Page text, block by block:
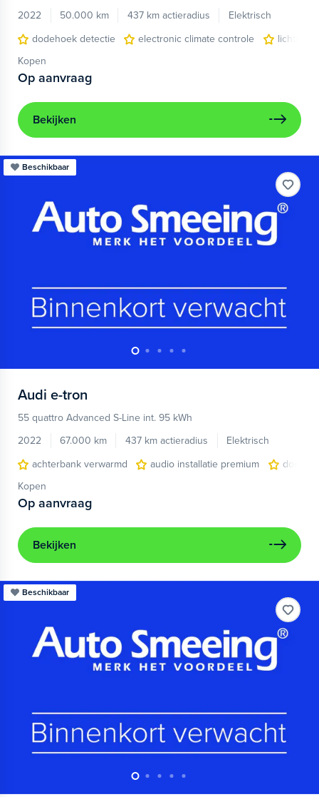
2022
50.000 km 437 km actieradius
Elektrisch
dodehoek detectie
electronic climate controle
Kopen
Op aanvraag
Bekijken
Beschikbaar
Audi e-tron
55 quattro Advanced S-Line int. 95 kWh
2022
67.000 km 437 km actieradius
Elektrisch
achterbank verwarmd
audio installatie premium
Kopen
Op aanvraag
Bekijken
Beschikbaar